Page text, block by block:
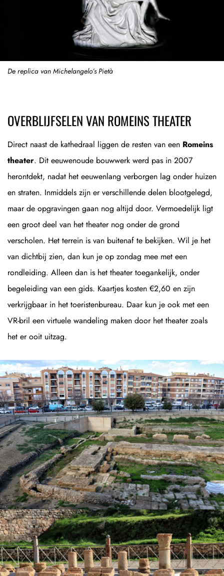
De replica van Michelangelo’s Pietà
OVERBLIJFSELEN VAN ROMEINS THEATER
Direct naast de kathedraal liggen de resten van een Romeins
theater. Dit eeuwenoude bouwwerk werd pas in 2007
herontdekt, nadat het eeuwenlang verborgen lag onder huizen
en straten. Inmiddels zijn er verschillende delen blootgelegd,
maar de opgravingen gaan nog altijd door. Vermoedelijk ligt
een groot deel van het theater nog onder de grond
verscholen. Het terrein is van buitenaf te bekijken. Wil je het
van dichtbij zien, dan kun je op zondag mee met een
rondleiding. Alleen dan is het theater toegankelijk, onder
begeleiding van een gids. Kaartjes kosten €2,60 en zijn
verkrijgbaar in het toeristenbureau. Daar kun je ook met een
VR-bril een virtuele wandeling maken door het theater zoals
het er ooit uitzag.